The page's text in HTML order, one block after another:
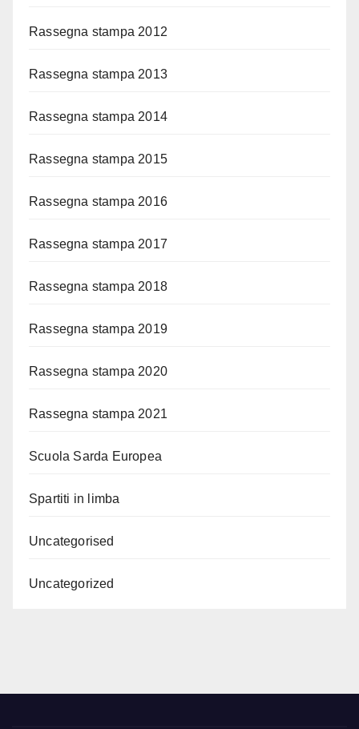
Rassegna stampa 2012
Rassegna stampa 2013
Rassegna stampa 2014
Rassegna stampa 2015
Rassegna stampa 2016
Rassegna stampa 2017
Rassegna stampa 2018
Rassegna stampa 2019
Rassegna stampa 2020
Rassegna stampa 2021
Scuola Sarda Europea
Spartiti in limba
Uncategorised
Uncategorized